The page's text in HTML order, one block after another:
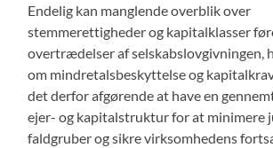
Endelig kan manglende overblik over
stemmerettigheder og kapitalklasser
overtrædelser af selskabslovgivningen,
om mindretalsbeskyttelse og
det derfor afgørende at have en
ejer- og kapitalstruktur for at minimere
faldgruber og sikre virksomhedens